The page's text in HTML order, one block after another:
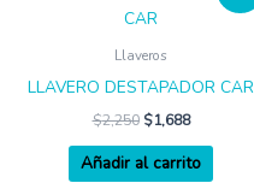
Llaveros
LLAVERO DESTAPADOR CAR
$2,250 $1,688
Añadir al carrito